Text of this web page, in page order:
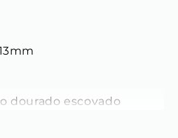
dourado escovado